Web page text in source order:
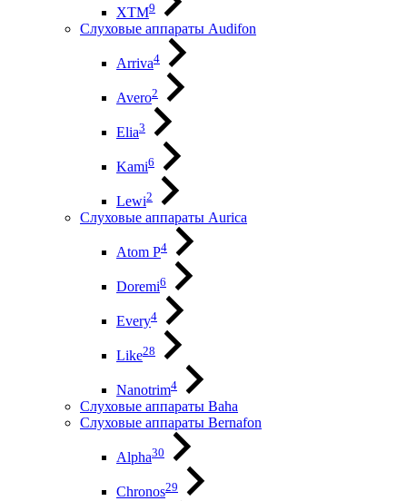
XTM9
Слуховые аппараты Audifon
Arriva4
Avero2
Elia3
Kami6
Lewi2
Слуховые аппараты Aurica
Atom P4
Doremi6
Every4
Like28
Nanotrim4
Слуховые аппараты Baha
Слуховые аппараты Bernafon
Alpha30
Chronos29